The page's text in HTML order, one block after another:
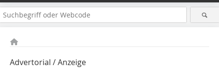
Advertorial / Anzeige